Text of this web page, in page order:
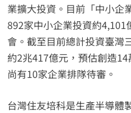
業擴大投資。目前「中小企
892家中小企業投資約
會。截至目前總計投資臺灣
約2兆417億元，預估創造
尚有10家企業排隊待審。
台灣住友培科是生產半導體